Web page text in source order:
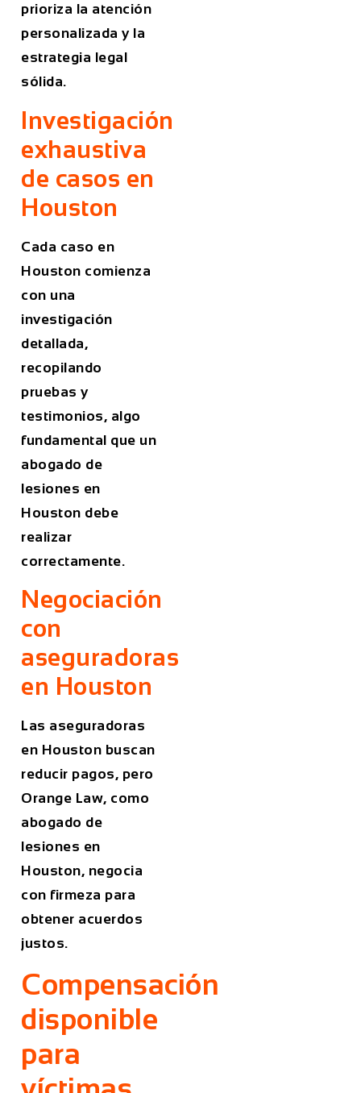
prioriza la atención
personalizada y la
estrategia legal
sólida.
Investigación
exhaustiva
de casos en
Houston
Cada caso en
Houston comienza
con una
investigación
detallada,
recopilando
pruebas y
testimonios, algo
fundamental que un
abogado de
lesiones en
Houston debe
realizar
correctamente.
Negociación
con
aseguradoras
en Houston
Las aseguradoras
en Houston buscan
reducir pagos, pero
Orange Law, como
abogado de
lesiones en
Houston, negocia
con firmeza para
obtener acuerdos
justos.
Compensación
disponible
para